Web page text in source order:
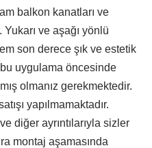
balkon kanatları ve
ve aşağı yönlü
son derece şık ve estetik
uygulama öncesinde
olmanız gerekmektedir.
yapılmamaktadır.
diğer ayrıntılarıyla sizler
montaj aşamasında